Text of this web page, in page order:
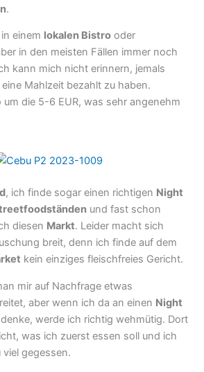
.
einem lokalen Bistro oder
in den meisten Fällen immer noch
kann mich nicht erinnern, jemals
eine Mahlzeit bezahlt zu haben.
die 5-6 EUR, was sehr angenehm
, ich finde sogar einen richtigen Night
und fast schon
diesen Markt. Leider macht sich
breit, denn ich finde auf dem
kein einziges fleischfreies Gericht.
mir auf Nachfrage etwas
aber wenn ich da an einen Night
denke, werde ich richtig wehmütig. Dort
was ich zuerst essen soll und ich
gegessen.